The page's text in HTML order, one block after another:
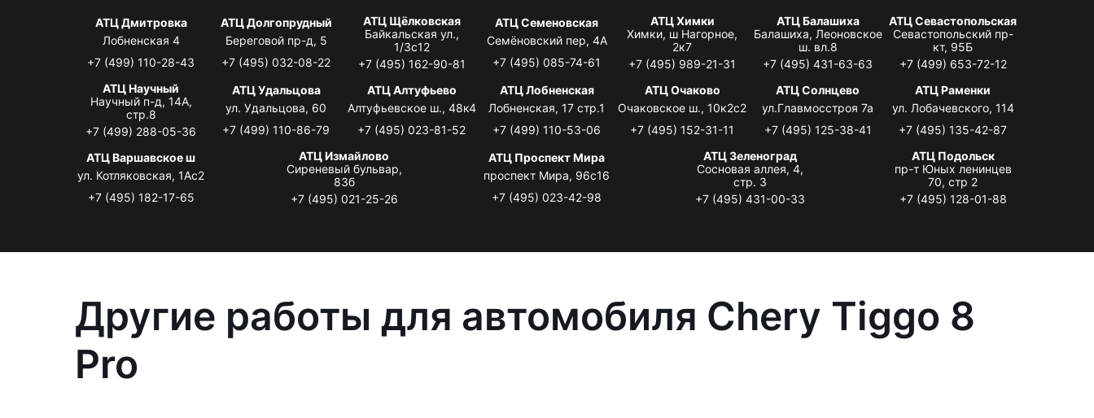
АТЦ Дмитровка
Лобненская 4
+7 (499) 110-28-43
АТЦ Долгопрудный
Береговой пр-д, 5
+7 (495) 032-08-22
АТЦ Щёлковская
Байкальская ул.,
1/3с12
+7 (495) 162-90-81
АТЦ Семеновская
Семёновский пер, 4А
+7 (495) 085-74-61
АТЦ Химки
Химки, ш Нагорное,
2к7
+7 (495) 989-21-31
АТЦ Балашиха
Балашиха, Леоновское
ш. вл.8
+7 (495) 431-63-63
АТЦ Севастопольская
Севастопольский пр-
кт, 95Б
+7 (499) 653-72-12
АТЦ Научный
Научный п-д, 14А,
стр.8
+7 (499) 288-05-36
АТЦ Удальцова
ул. Удальцова, 60
+7 (499) 110-86-79
АТЦ Алтуфьево
Алтуфьевское ш., 48к4
+7 (495) 023-81-52
АТЦ Лобненская
Лобненская, 17 стр.1
+7 (499) 110-53-06
АТЦ Очаково
Очаковское ш., 10к2с2
+7 (495) 152-31-11
АТЦ Солнцево
ул.Главмосстроя 7а
+7 (495) 125-38-41
АТЦ Раменки
ул. Лобачевского, 114
+7 (495) 135-42-87
АТЦ Варшавское ш
ул. Котляковская, 1Ас2
+7 (495) 182-17-65
АТЦ Измайлово
Сиреневый бульвар,
83б
+7 (495) 021-25-26
АТЦ Проспект Мира
проспект Мира, 96с16
+7 (495) 023-42-98
АТЦ Зеленоград
Сосновая аллея, 4,
стр. 3
+7 (495) 431-00-33
АТЦ Подольск
пр-т Юных ленинцев
70, стр 2
+7 (495) 128-01-88
Другие работы для автомобиля Chery Tiggo 8
Pro